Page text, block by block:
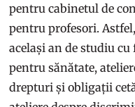
pentru cabinetul de
pentru profesori.
același an de studiu
pentru sănătate,
drepturi și obligații